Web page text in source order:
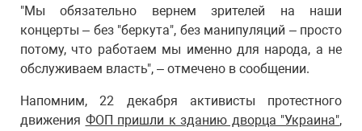
"Мы обязательно вернем зрителей на наши
концерты – без "беркута", без манипуляций – просто
потому, что работаем мы именно для народа, а не
обслуживаем власть", – отмечено в сообщении.
Напомним, 22 декабря активисты протестного
движения ФОП пришли к зданию дворца "Украина",